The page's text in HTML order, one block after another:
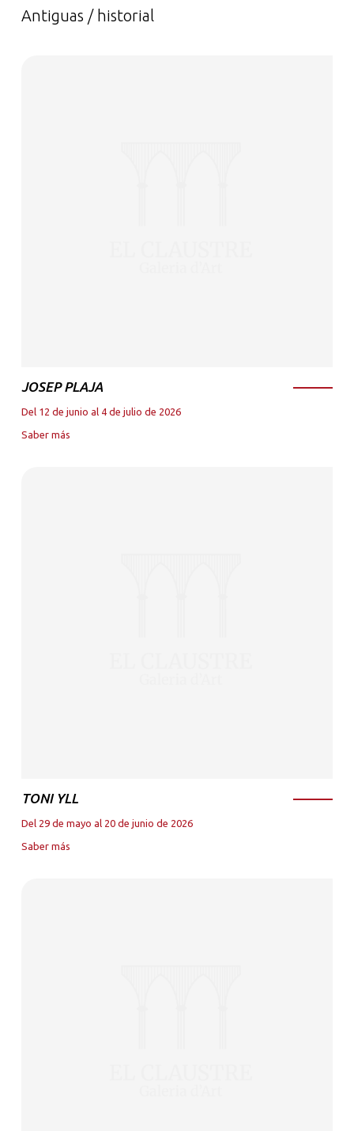
Antiguas / historial
JOSEP PLAJA
Del 12 de junio al 4 de julio de 2026
Saber más
TONI YLL
Del 29 de mayo al 20 de junio de 2026
Saber más